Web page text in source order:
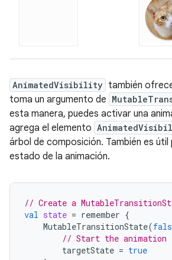
AnimatedVisibility también
toma un argumento de
esta manera, puedes activar una
agrega el elemento
árbol de composición. También es
estado de la animación.
// Create a
val state = remember {
MutableTransitionState(
// Start the animation
targetState = true